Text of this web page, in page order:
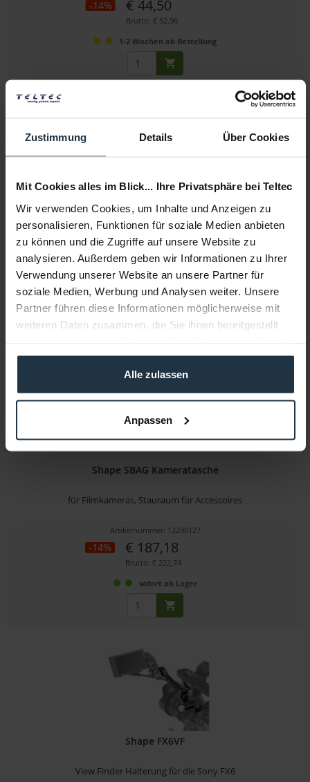
Zustimmung Details Über Cookies
Mit Cookies alles im Blick... Ihre Privatsphäre bei Teltec
Wir verwenden Cookies, um Inhalte und Anzeigen zu
personalisieren, Funktionen für soziale Medien anbieten
zu können und die Zugriffe auf unsere Website zu
analysieren. Außerdem geben wir Informationen zu Ihrer
Verwendung unserer Website an unsere Partner für
soziale Medien, Werbung und Analysen weiter. Unsere
Partner führen diese Informationen möglicherweise mit
weiteren Daten zusammen, die Sie ihnen bereitgestellt
gesammelt haben.
Alle zulassen
Anpassen
-14% € 44,50
Brutto: € 52,96
1-2 Wochen ab Bestellung
zweiseitige Organisiertasche für Kabel
Artikelnummer: 12283009
€ 25,55
Brutto: € 30,40
1-2 Wochen ab Bestellung
Shape SBAG Kameratasche
für Filmkameras, Stauraum für Accessoires
Artikelnummer: 12290127
-14% € 187,18
Brutto: € 222,74
sofort ab Lager
Shape FX6VF
View Finder Halterung für die Sony FX6